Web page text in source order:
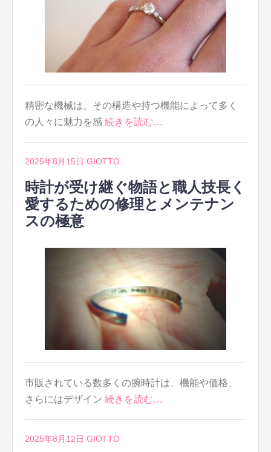
精密な機械は、その構造や持つ機能によって多く
の人々に魅力を感 続きを読む…
2025年8月15日 GIOTTO
時計が受け継ぐ物語と職人技長く
愛するための修理とメンテナン
スの極意
市販されている数多くの腕時計は、機能や価格、
さらにはデザイン 続きを読む…
2025年8月12日 GIOTTO